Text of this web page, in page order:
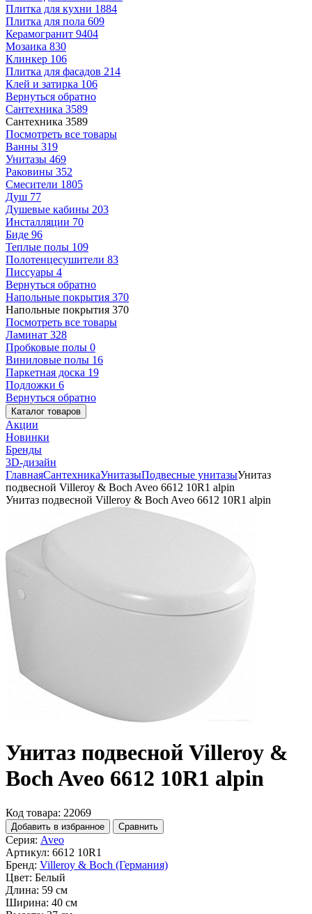
Плитка для кухни 1884
Плитка для пола 609
Керамогранит 9404
Мозаика 830
Клинкер 106
Плитка для фасадов 214
Клей и затирка 106
Вернуться обратно
Сантехника 3589
Сантехника 3589
Посмотреть все товары
Ванны 319
Унитазы 469
Раковины 352
Смесители 1805
Душ 77
Душевые кабины 203
Инсталляции 70
Биде 96
Теплые полы 109
Полотенцесушители 83
Писсуары 4
Вернуться обратно
Напольные покрытия 370
Напольные покрытия 370
Посмотреть все товары
Ламинат 328
Пробковые полы 0
Виниловые полы 16
Паркетная доска 19
Подложки 6
Вернуться обратно
Каталог товаров
Акции
Новинки
Бренды
3D-дизайн
ГлавнаяСантехникаУнитазыПодвесные унитазыУнитаз
подвесной Villeroy & Boch Aveo 6612 10R1 alpin
Унитаз подвесной Villeroy & Boch Aveo 6612 10R1 alpin
Унитаз подвесной Villeroy &
Boch Aveo 6612 10R1 alpin
Код товара: 22069
Добавить в избранное Сравнить
Серия: Aveo
Артикул: 6612 10R1
Бренд: Villeroy & Boch (Германия)
Цвет: Белый
Длина: 59 см
Ширина: 40 см